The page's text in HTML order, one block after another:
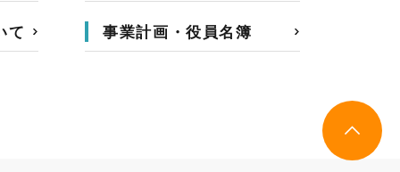
て 事業計画・役員名簿